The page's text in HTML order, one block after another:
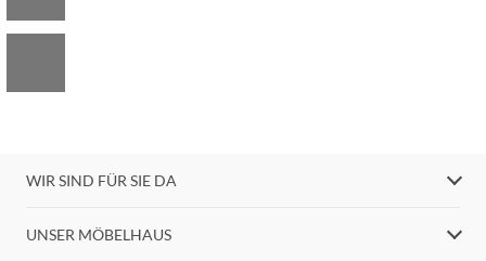
WIR SIND FÜR SIE DA
UNSER MÖBELHAUS